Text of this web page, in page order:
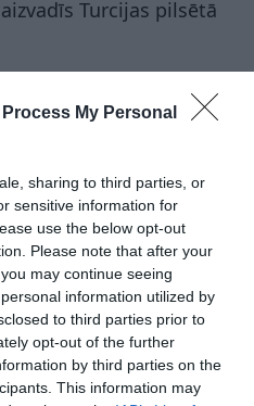
My Personal
sharing to third parties, or
sensitive information for
use the below opt-out
Please note that after your
may continue seeing
information utilized by
to third parties prior to
opt-out of the further
by third parties on the
This information may
Turcijas pilsētā
Pļaviņš un Fokerots
uzvar abās pirmajās spēlēs
un skaļi saukļi.” LVF
neliegs sacensties